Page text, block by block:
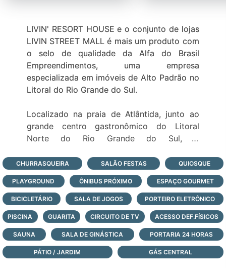
LIVIN' RESORT HOUSE e o conjunto de lojas
LIVIN STREET MALL é mais um produto com
o selo de qualidade da Alfa do Brasil
Empreendimentos, uma empresa
especializada em imóveis de Alto Padrão no
Litoral do Rio Grande do Sul.
Localizado na praia de Atlântida, junto ao
grande centro gastronômico do Litoral
Norte do Rio Grande do Sul, o
apartamentos de 1 e 2 dormitórios que
contam ainda com uma completa
infraestrutura e lazer com 2.500m² com as
seguintes comodidades para seus usuários:
-6 salões de festas
-Espaço Kids ao ar livre
-Espaço Kids fechado
-Academia totalmente equipada
CHURRASQUEIRA SALÃO FESTAS QUIOSQUE
PLAYGROUND ÔNIBUS PRÓXIMO ESPAÇO GOURMET
BICICLETÁRIO SALA DE JOGOS PORTEIRO ELETRÔNICO
PISCINA GUARITA CIRCUITO DE TV ACESSO DEF.FÍSICOS
SAUNA SALA DE GINÁSTICA PORTARIA 24 HORAS
PÁTIO / JARDIM GÁS CENTRAL